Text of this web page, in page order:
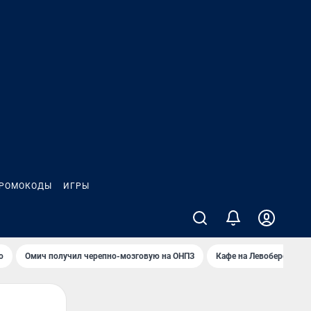
ИГРЫ
Омич получил черепно-мозговую на ОНПЗ Кафе на Левобережье